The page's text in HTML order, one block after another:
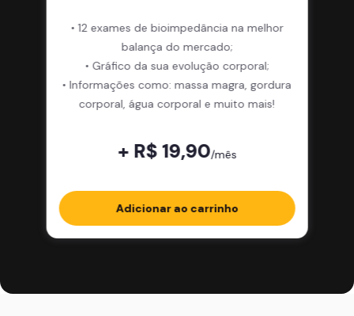
• 12 exames de bioimpedância na melhor
balança do mercado;
• Gráfico da sua evolução corporal;
• Informações como: massa magra, gordura
corporal, água corporal e muito mais!
+ R$ 19,90/mês
Adicionar ao carrinho